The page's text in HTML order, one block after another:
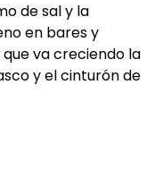
de sal y la
en bares y
que va creciendo la
y el cinturón de